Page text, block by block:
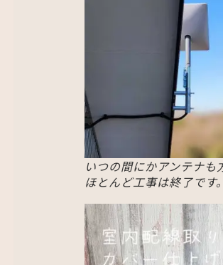
いつの間にかアンテナも
ほとんど工事は終了です。